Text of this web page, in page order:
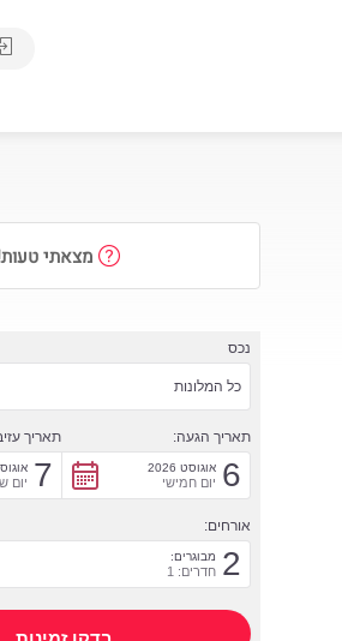
מצאתי
נכס
כל המלונות
תאריך הגעה:
6 אוגוסט 2026
יום חמישי
תאריך
7 אוגוסט
יום
אורחים:
2 מבוגרים:
חדרים: 1